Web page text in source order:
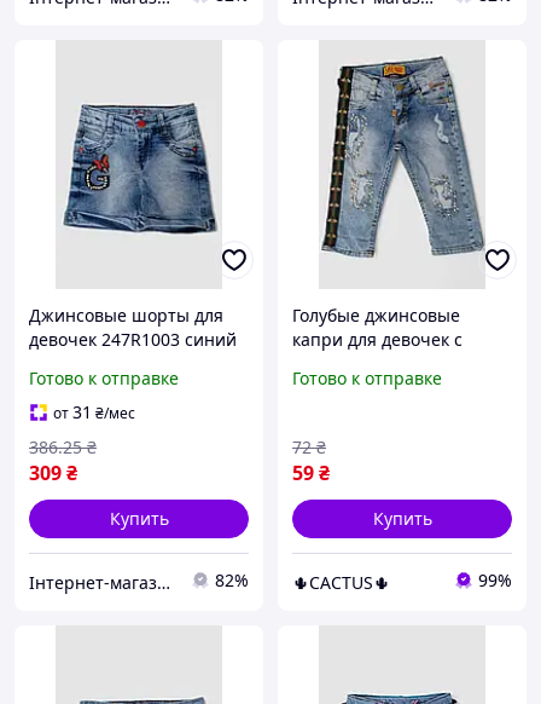
Джинсовые шорты для
девочек 247R1003 синий
удобная посадка
Готово к отправке
от31 ₴/мес
309₴
386.25 ₴
Купить
Інтернет-магазин Already Better 82%
Голубые джинсовые
капри для девочек с
рваностями и боковой
Готово к отправке
59₴
72 ₴
Купить
🌵CACTUS🌵 99%